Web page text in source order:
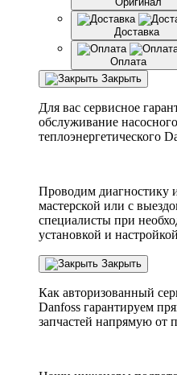
Доставка
Оплата
Закрыть
Для вас сервисное
обслуживание
теплоэнергетического
Проводим диагностику
мастерской или с
специалисты при
установкой и
Закрыть
Как авторизованный
Danfoss гарантируем
запчастей напрямую от